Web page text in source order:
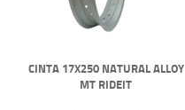
CINTA 17X250 NATURAL ALLOY
MT RIDEIT